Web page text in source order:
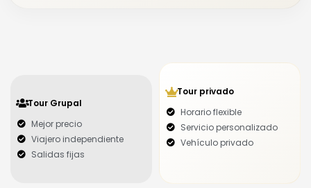
Tour Grupal
Mejor precio
Viajero independiente
Salidas fijas
Tour privado
Horario flexible
Servicio personalizado
Vehículo privado